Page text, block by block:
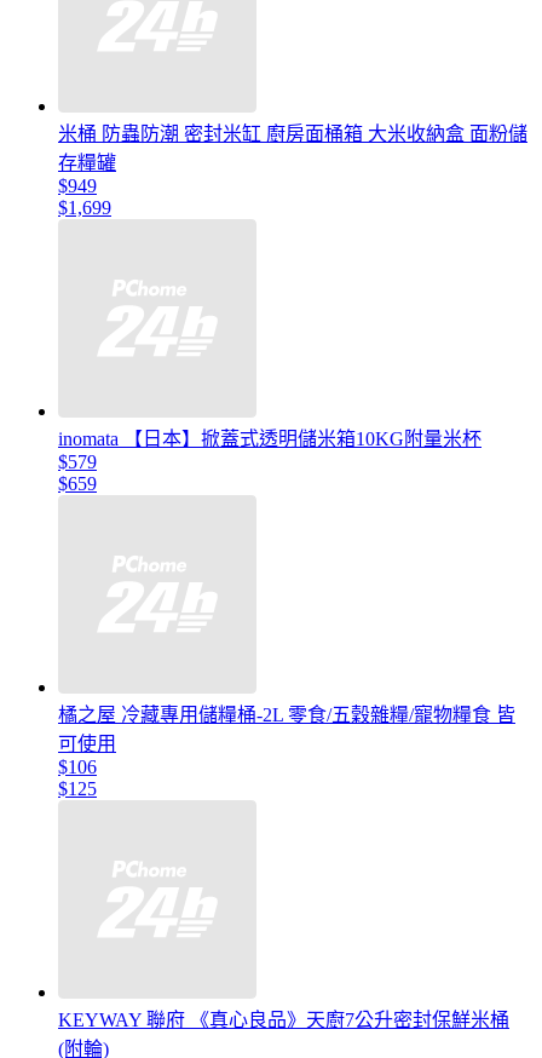
米桶 防蟲防潮 密封米缸 廚房面桶箱 大米收納盒 面粉儲
存糧罐
$949
$1,699
inomata 【日本】掀蓋式透明儲米箱10KG附量米杯
$579
$659
橘之屋 冷藏專用儲糧桶-2L 零食/五穀雜糧/寵物糧食 皆
可使用
$106
$125
KEYWAY 聯府 《真心良品》天廚7公升密封保鮮米桶
(附輪)